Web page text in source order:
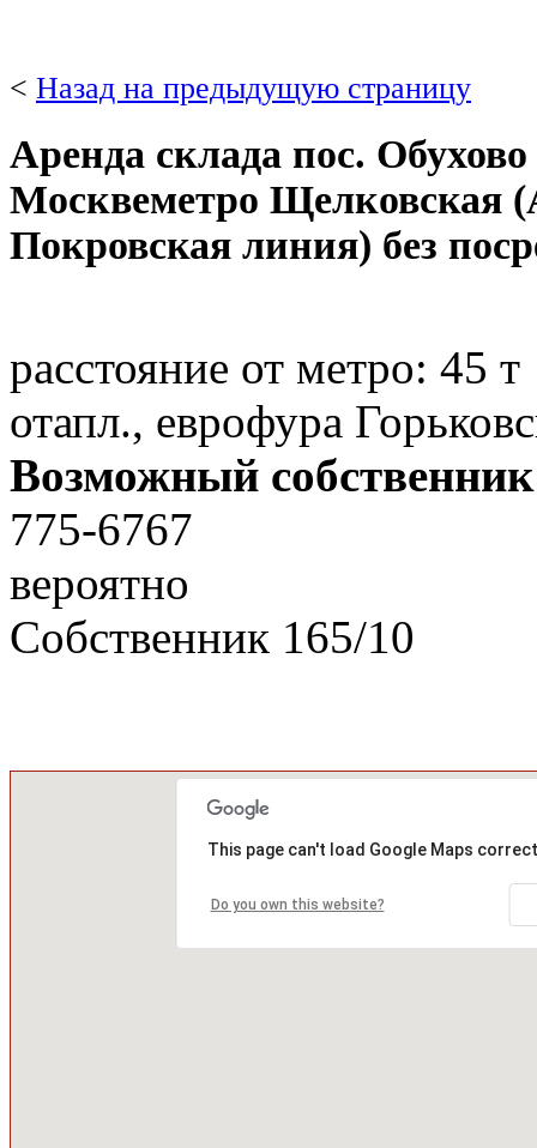
< Назад на предыдущую страницу
Аренда склада пос. Обухово
Москвеметро Щелковская
Покровская линия) без
расстояние от метро: 45 т
отапл., еврофура
Возможный
775-6767
вероятно
Собственник 165/10
This page can't load Google Maps
Do you own this website?